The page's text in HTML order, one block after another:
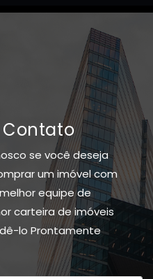
Contato
se você deseja
um imóvel com
equipe de
carteira de imóveis
lo Prontamente